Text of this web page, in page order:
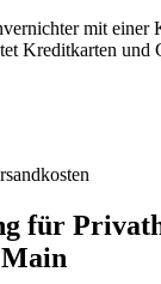
mit einer
Kreditkarten und
für
Main